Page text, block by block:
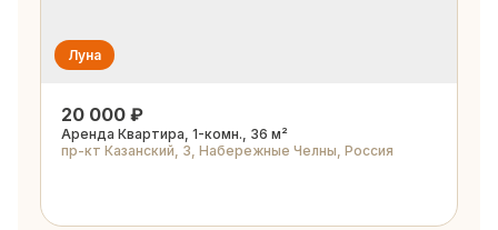
Луна
20 000 ₽
Аренда Квартира, 1-комн., 36 м²
пр-кт Казанский, 3, Набережные Челны, Россия